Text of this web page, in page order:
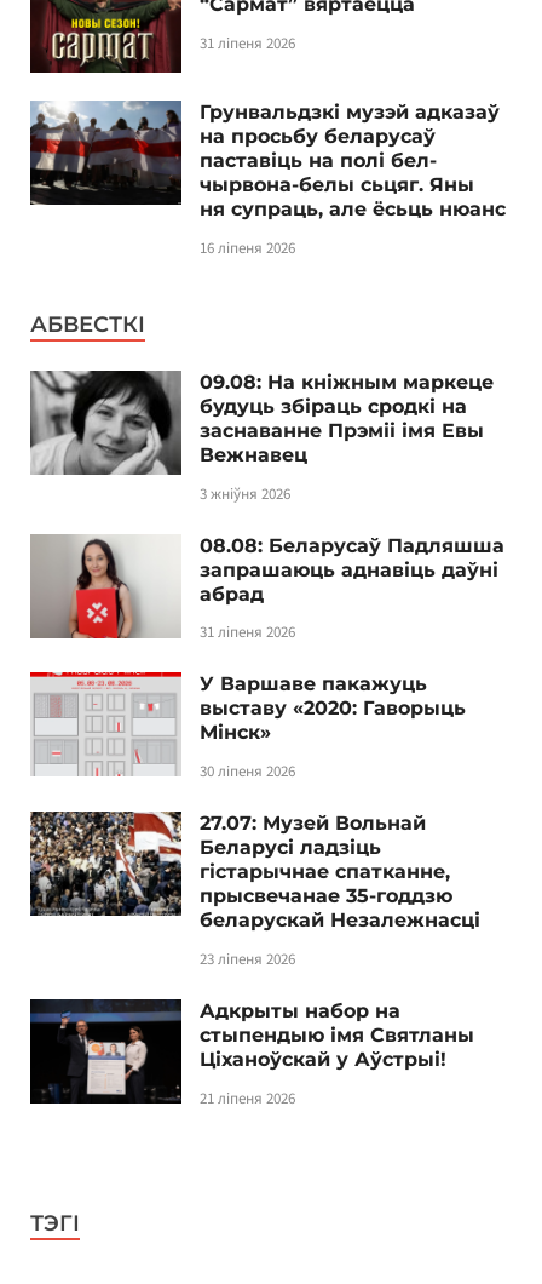
31 ліпеня 2026
Грунвальдзкі музэй адказаў
на просьбу беларусаў
паставіць на полі бел-
чырвона-белы сьцяг. Яны
ня супраць, але ёсьць нюанс
16 ліпеня 2026
АБВЕСТКІ
09.08: На кніжным маркеце
будуць збіраць сродкі на
заснаванне Прэміі імя Евы
Вежнавец
3 жніўня 2026
08.08: Беларусаў Падляшша
запрашаюць аднавіць даўні
абрад
31 ліпеня 2026
У Варшаве пакажуць
выставу «2020: Гаворыць
Мінск»
30 ліпеня 2026
27.07: Музей Вольнай
Беларусі ладзіць
гістарычнае спатканне,
прысвечанае 35-годдзю
беларускай Незалежнасці
23 ліпеня 2026
Адкрыты набор на
стыпендыю імя Святланы
Ціханоўскай у Аўстрыі!
21 ліпеня 2026
ТЭГІ